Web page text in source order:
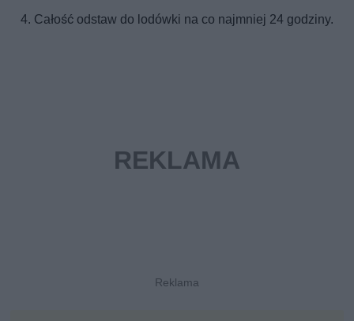
Całość odstaw do lodówki na co najmniej 24 godziny.